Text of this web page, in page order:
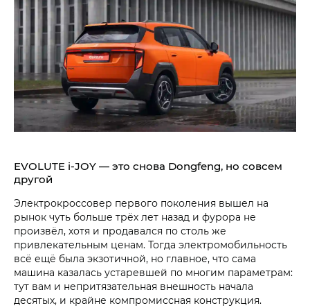
EVOLUTE i‑JOY — это снова Dongfeng, но совсем
другой
Электрокроссовер первого поколения вышел на
рынок чуть больше трёх лет назад и фурора не
произвёл, хотя и продавался по столь же
привлекательным ценам. Тогда электромобильность
всё ещё была экзотичной, но главное, что сама
машина казалась устаревшей по многим параметрам:
тут вам и непритязательная внешность начала
десятых, и крайне компромиссная конструкция.